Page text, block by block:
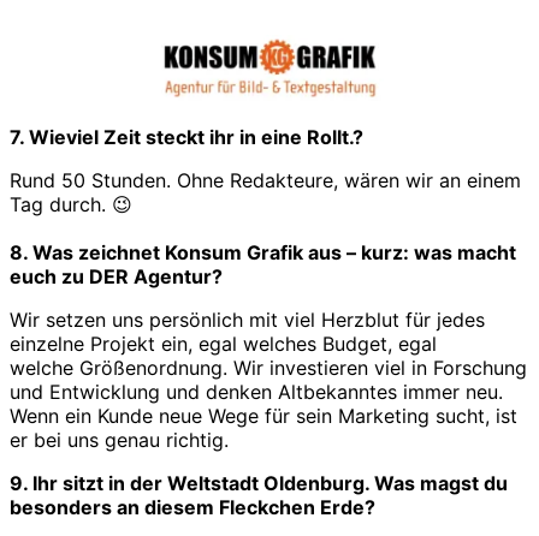
7. Wieviel Zeit steckt ihr in eine Rollt.?
Rund 50 Stunden. Ohne Redakteure, wären wir an einem
Tag durch. 😉
8. Was zeichnet Konsum Grafik aus – kurz: was macht
euch zu DER Agentur?
Wir setzen uns persönlich mit viel Herzblut für jedes
einzelne Projekt ein, egal welches Budget, egal
welche Größenordnung. Wir investieren viel in Forschung
und Entwicklung und denken Altbekanntes immer neu.
Wenn ein Kunde neue Wege für sein Marketing sucht, ist
er bei uns genau richtig.
9. Ihr sitzt in der Weltstadt Oldenburg. Was magst du
besonders an diesem Fleckchen Erde?